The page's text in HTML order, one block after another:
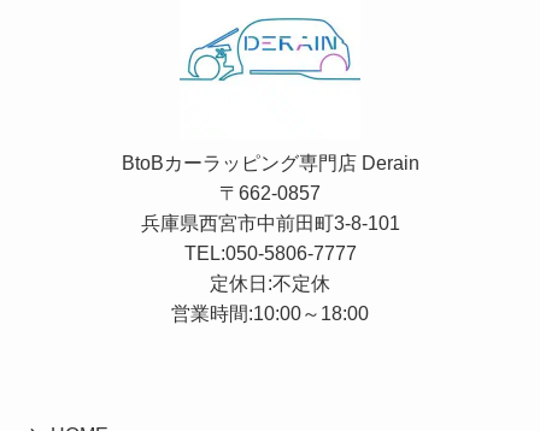
BtoBカーラッピング専門店 Derain
〒662-0857
兵庫県西宮市中前田町3-8-101
TEL:050-5806-7777
定休日:不定休
営業時間:10:00～18:00